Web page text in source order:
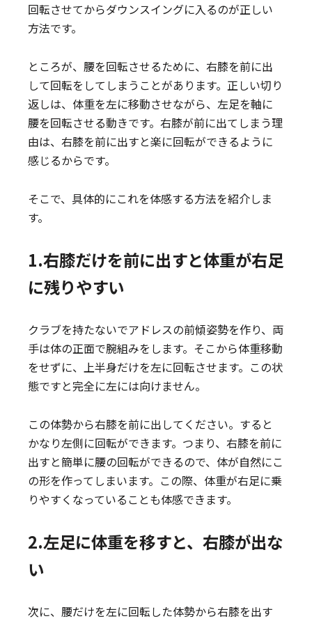
回転させてからダウンスイングに入るのが正しい
方法です。
ところが、腰を回転させるために、右膝を前に出
して回転をしてしまうことがあります。正しい切り
返しは、体重を左に移動させながら、左足を軸に
腰を回転させる動きです。右膝が前に出てしまう理
由は、右膝を前に出すと楽に回転ができるように
感じるからです。
そこで、具体的にこれを体感する方法を紹介しま
す。
1.右膝だけを前に出すと体重が右足
に残りやすい
クラブを持たないでアドレスの前傾姿勢を作り、両
手は体の正面で腕組みをします。そこから体重移動
をせずに、上半身だけを左に回転させます。この状
態ですと完全に左には向けません。
この体勢から右膝を前に出してください。すると
かなり左側に回転ができます。つまり、右膝を前に
出すと簡単に腰の回転ができるので、体が自然にこ
の形を作ってしまいます。この際、体重が右足に乗
りやすくなっていることも体感できます。
2.左足に体重を移すと、右膝が出な
い
次に、腰だけを左に回転した体勢から右膝を出す